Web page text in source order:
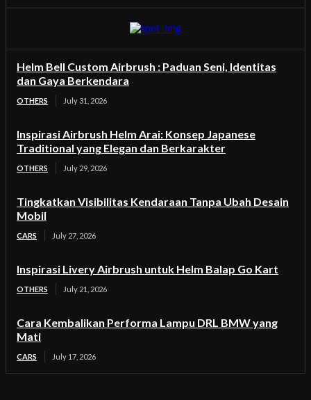
Helm Bell Custom Airbrush : Paduan Seni, Identitas
dan Gaya Berkendara
OTHERS July 31, 2026
Inspirasi Airbrush Helm Arai: Konsep Japanese
Traditional yang Elegan dan Berkarakter
OTHERS July 29, 2026
Tingkatkan Visibilitas Kendaraan Tanpa Ubah Desain
Mobil
CARS July 27, 2026
Inspirasi Livery Airbrush untuk Helm Balap Go Kart
OTHERS July 21, 2026
Cara Kembalikan Performa Lampu DRL BMW yang
Mati
CARS July 17, 2026